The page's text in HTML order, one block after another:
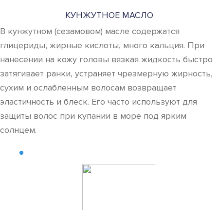
КУНЖУТНОЕ МАСЛО
В кунжутном (сезамовом) масле содержатся
глицериды, жирные кислоты, много кальция. При
нанесении на кожу головы вязкая жидкость быстро
затягивает ранки, устраняет чрезмерную жирность,
сухим и ослабленным волосам возвращает
эластичность и блеск. Его часто используют для
защиты волос при купании в море под ярким
солнцем.